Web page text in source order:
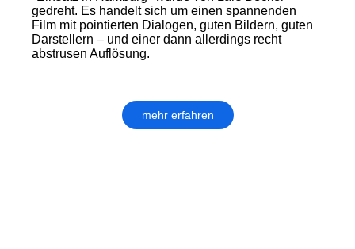
gedreht. Es handelt sich um einen spannenden
Film mit pointierten Dialogen, guten Bildern, guten
Darstellern – und einer dann allerdings recht
abstrusen Auflösung.
mehr erfahren